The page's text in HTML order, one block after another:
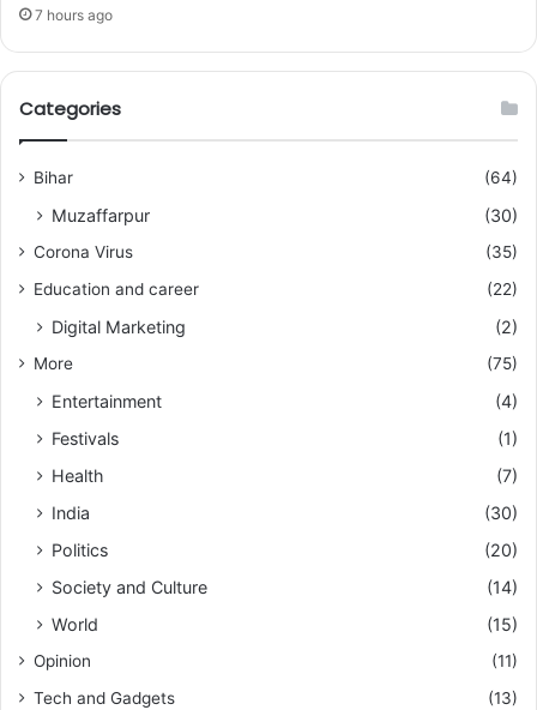
7 hours ago
Categories
Bihar (64)
Muzaffarpur (30)
Corona Virus
(35)
Education and career
(22)
Digital Marketing (2)
More (75)
Entertainment
(4)
Festivals
(1)
Health
(7)
India
(30)
Politics
(20)
Society and Culture
(14)
World
(15)
Opinion
(11)
Tech and Gadgets
(13)